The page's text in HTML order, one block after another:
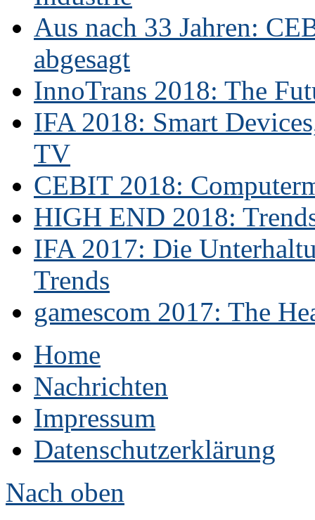
Aus nach 33 Jahren:
abgesagt
InnoTrans 2018: The
IFA 2018: Smart
TV
CEBIT 2018:
HIGH END 2018:
IFA 2017: Die
Trends
gamescom 2017: The
Home
Nachrichten
Impressum
Datenschutzerklärung
Nach oben